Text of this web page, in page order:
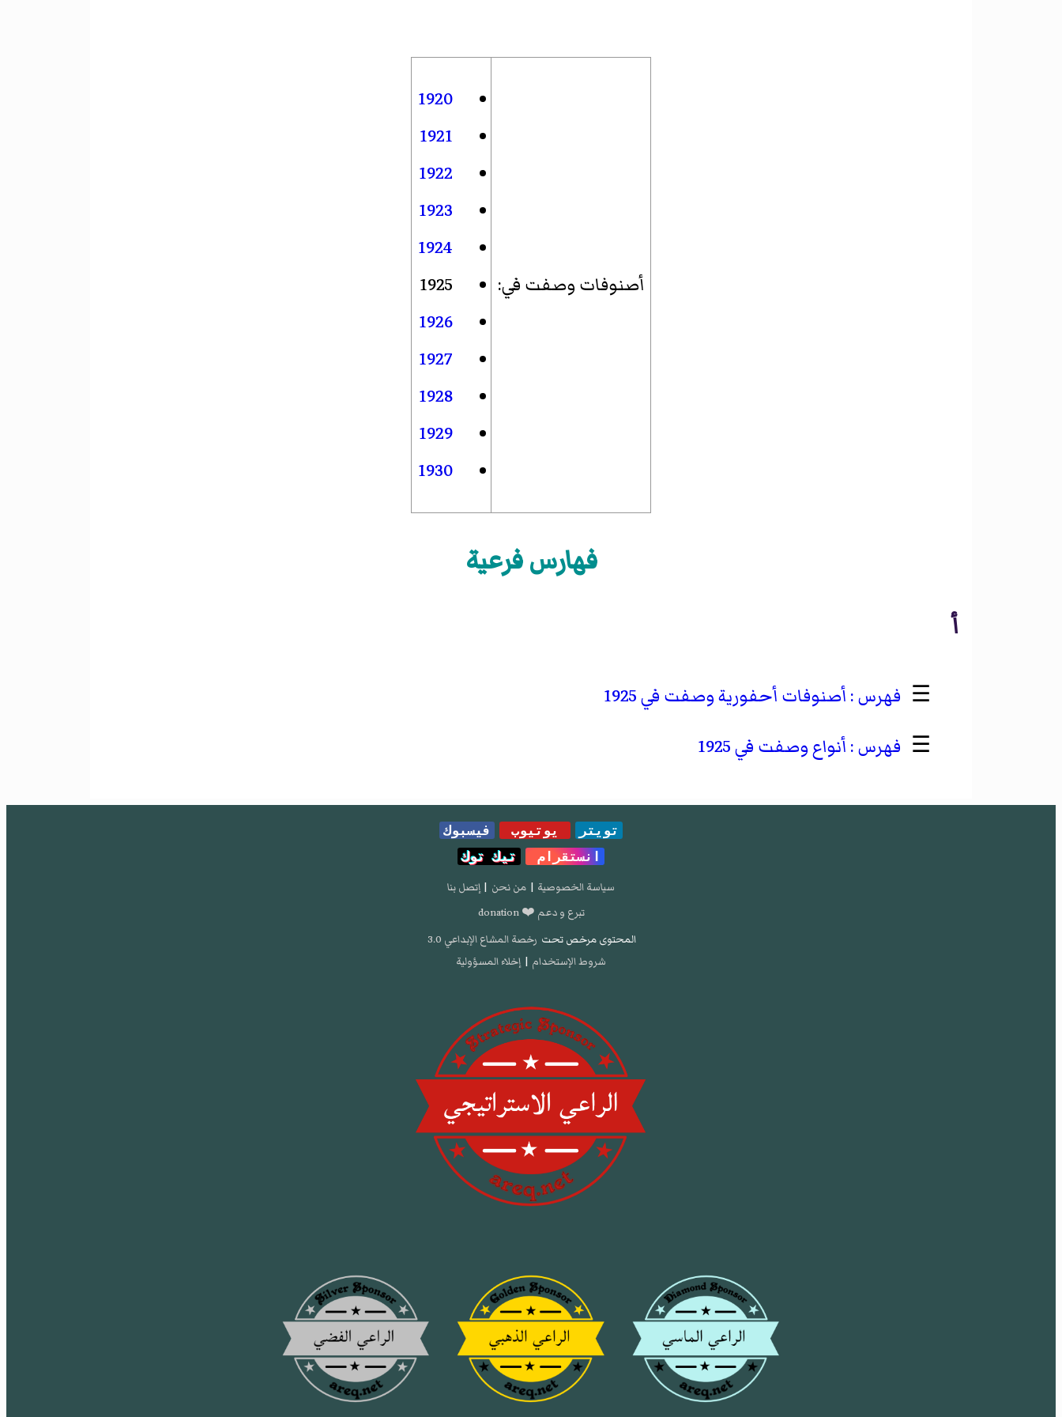
أصنوفات وصفت في:
1920
1921
1922
1923
1924
1925
1926
1927
1928
1929
1930
فهارس فرعية
أ
☰
أصنوفات أحفورية وصفت في 1925
☰
أنواع وصفت في 1925
تويتر يوتيوب
فيسبوك
انستقرام
تيك توك
سياسة الخصوصية | من نحن | إتصل بنا
تبرع و دعم ❤️ donation
المحتوى مرخص تحت رخصة المشاع الإبداعي 3.0
شروط الإستخدام | إخلاء المسؤولية